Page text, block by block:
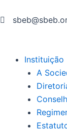
para
Instituição
A